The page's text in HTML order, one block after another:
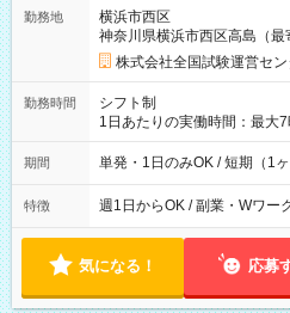
例】 ・河合塾模擬試験 8:30
×8時間＝日収10,400円＋交
円の場合あり ・国家試験
円（役割手当＋100円）×6時間＝
間】試用期間なし
勤務地
横浜市西区
神奈川県横浜市西区高島（最
株式会社全国試験運営セン
勤務時間
シフト制
1日あたりの実働時間：最大
間は 試験により異なりま
期間 単発・1日のみOK / 短期（1ヶ
特徴 週1日からOK / 副業・Wワー
気になる！ 応募